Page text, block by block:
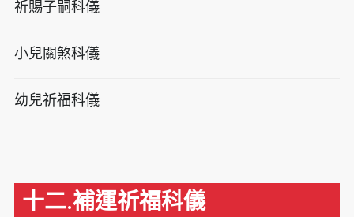
祈賜子嗣科儀
小兒關煞科儀
幼兒祈福科儀
十二.補運祈福科儀